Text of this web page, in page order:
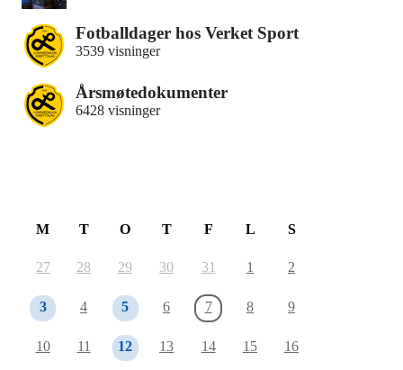
Fotballdager hos Verket Sport
3539 visninger
Årsmøtedokumenter
6428 visninger
M T O T F L S
27 28 29 30 31 1 2
3 4 5 6 7 8 9
10 11 12 13 14 15 16